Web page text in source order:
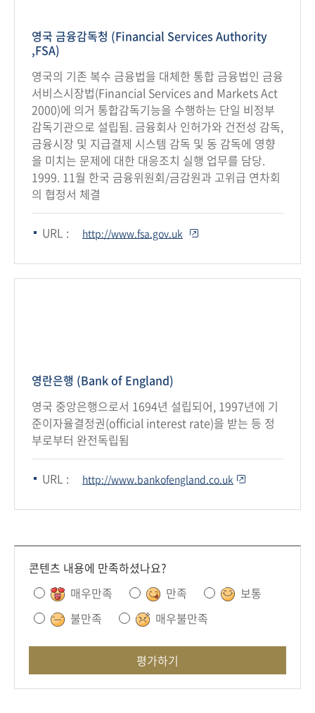
영국 금융감독청 (Financial Services Authority
,FSA)
영국의 기존 복수 금융법을 대체한 통합 금융법인 금융
서비스시장법(Financial Services and Markets Act
2000)에 의거 통합감독기능을 수행하는 단일 비정부
감독기관으로 설립됨. 금융회사 인허가와 건전성 감독,
금융시장 및 지급결제 시스템 감독 및 동 감독에 영향
을 미치는 문제에 대한 대응조치 실행 업무를 담당.
1999. 11월 한국 금융위원회/금감원과 고위급 연차회
의 협정서 체결
URL : http://www.fsa.gov.uk
영란은행 (Bank of England)
영국 중앙은행으로서 1694년 설립되어, 1997년에 기
준이자율결정권(official interest rate)을 받는 등 정
부로부터 완전독립됨
URL : http://www.bankofengland.co.uk
콘텐츠 내용에 만족하셨나요?
매우만족
만족
보통
불만족
매우불만족
평가하기